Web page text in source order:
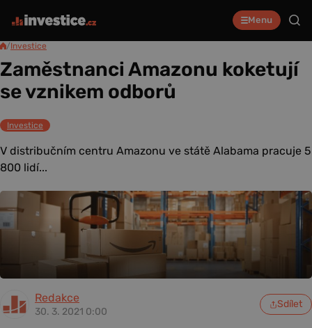
Menu
/Investice
Zaměstnanci Amazonu koketují
se vznikem odborů
Investice
V distribučním centru Amazonu ve státě Alabama pracuje 5
800 lidí...
Redakce
30. 3. 2021 0:00
Sdílet